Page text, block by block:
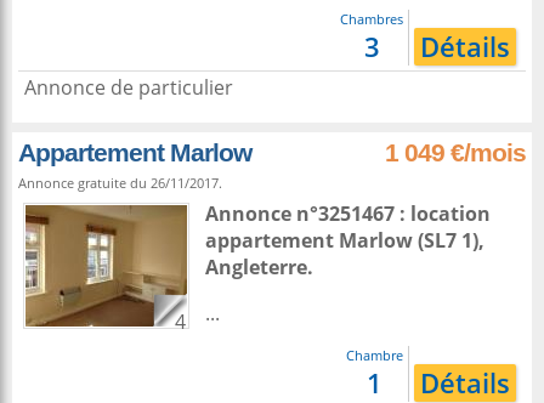
Chambres
3 Détails
Annonce de particulier
Appartement Marlow 1 049 €/mois
Annonce gratuite du 26/11/2017.
4
Annonce n°3251467 : location
appartement Marlow(SL7 1),
Angleterre.
...
Chambre
1 Détails